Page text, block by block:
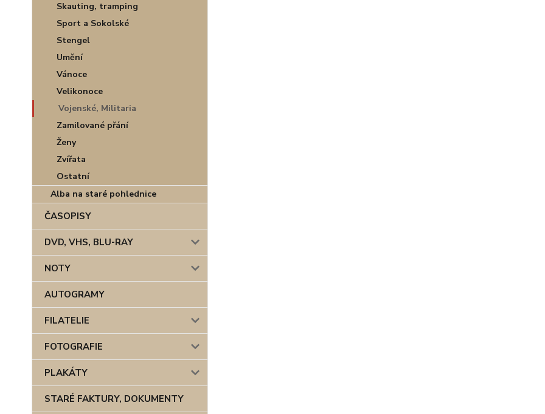
Skauting, tramping
Sport a Sokolské
Stengel
Umění
Vánoce
Velikonoce
Vojenské, Militaria
Zamilované přání
Ženy
Zvířata
Ostatní
Alba na staré pohlednice
ČASOPISY
DVD, VHS, BLU-RAY
NOTY
AUTOGRAMY
FILATELIE
FOTOGRAFIE
PLAKÁTY
STARÉ FAKTURY, DOKUMENTY